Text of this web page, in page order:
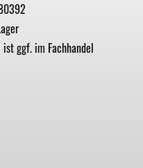
ggf. im Fachhandel